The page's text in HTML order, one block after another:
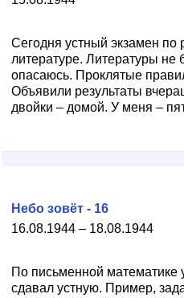
Сегодня устный экзамен по
литературе. Литературы не
опасаюсь. Проклятые
Объявили результаты
двойки – домой. У меня –
16.08.1944 – 18.08.1944
Небо зовёт - 16
По письменной математике
сдавал устную. Пример,